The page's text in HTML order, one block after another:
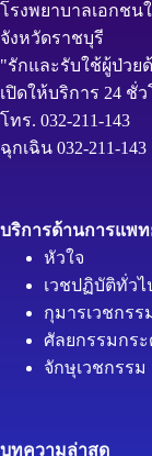
โรงพยาบาลเอกชน
จังหวัดราชบุรี
"รักและรับใช้ผู้ป่วย
เปิดให้บริการ 24 ชั่ว
โทร. 032-211-143
ฉุกเฉิน 032-211-143
บริการด้านการแพท
หัวใจ
เวชปฏิบัติทั่วไ
กุมารเวชกรร
ศัลยกรรมกร
จักษุเวชกรรม
บทความล่าสุด